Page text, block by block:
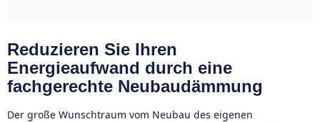
Reduzieren Sie Ihren
Energieaufwand durch eine
fachgerechte Neubaudämmung
Der große Wunschtraum vom Neubau des eigenen